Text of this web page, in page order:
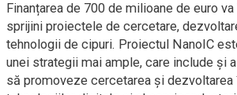
Finanțarea de 700 de milioane de euro
sprijini proiectele de cercetare,
tehnologii de cipuri. Proiectul NanoIC
unei strategii mai ample, care include și
să promoveze cercetarea și dezvoltarea